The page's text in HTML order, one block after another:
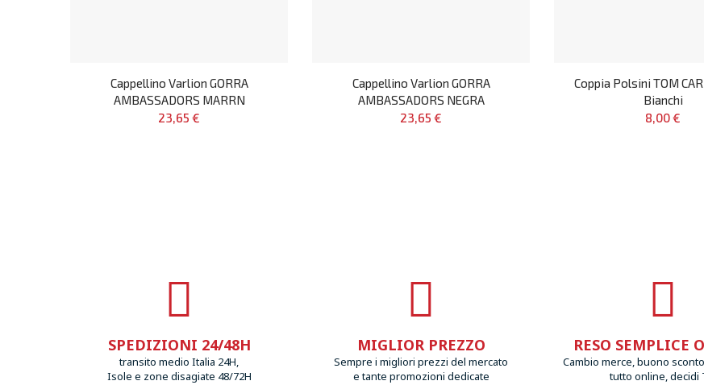
Cappellino Varlion GORRA
AMBASSADORS MARRN
23,65 €
Cappellino Varlion GORRA
AMBASSADORS NEGRA
23,65 €
Coppia Polsini TOM
Bianchi
8,00 €
SPEDIZIONI 24/48H
transito medio Italia 24H,
Isole e zone disagiate 48/72H
MIGLIOR PREZZO
Sempre i migliori prezzi del mercato
e tante promozioni dedicate
RESO SEMPLICE
Cambio merce, buono
tutto online, decidi